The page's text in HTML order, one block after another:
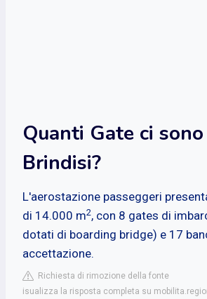
Quanti Gate ci
Brindisi?
L'aerostazione passeggeri
di 14.000 m2, con 8 gates di
dotati di boarding bridge) e 17
accettazione.
Richiesta di rimozione della fonte
isualizza la risposta completa su